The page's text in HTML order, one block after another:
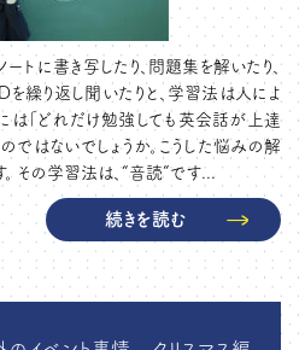
トに書き写したり、問題集を解いたり、
繰り返し聞いたりと、学習法は人によ
には「どれだけ勉強しても英会話が上達
ではないでしょうか。こうした悩みの解
その学習法は、“音読”です...
続きを読む